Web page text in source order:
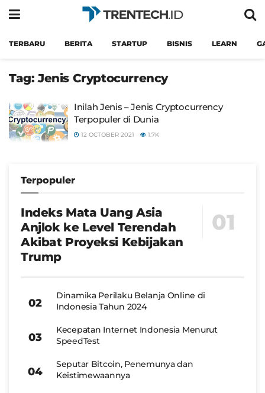
TERBARU BERITA STARTUP BISNIS LEARN
Tag:Jenis Cryptocurrency
Inilah Jenis – Jenis Cryptocurrency
Terpopuler di Dunia
12 OCTOBER 2021 1.7K
Terpopuler
Indeks Mata Uang Asia
Anjlok ke Level Terendah
Akibat Proyeksi Kebijakan
Trump
Dinamika Perilaku Belanja Online di
Indonesia Tahun 2024
Kecepatan Internet Indonesia Menurut
SpeedTest
Seputar Bitcoin, Penemunya dan
Keistimewaannya